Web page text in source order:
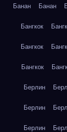
Банан Банан
Бангкок
Бангкок
Бангкок
Берлин
Берлин
Берлин